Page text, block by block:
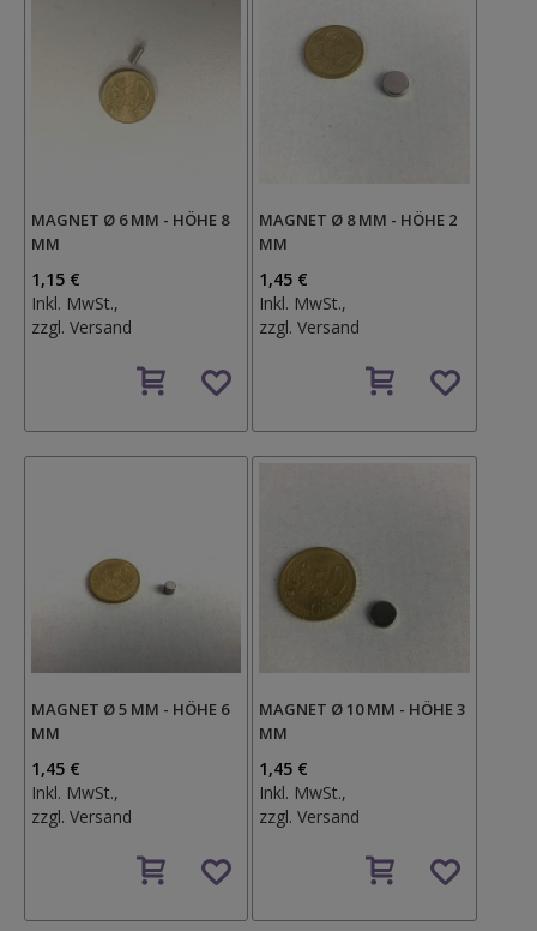
MAGNET Ø 6 MM - HÖHE 8
MM
1,15 €
Inkl. MwSt.,
zzgl. Versand
den
MAGNET Ø 8 MM - HÖHE 2
MM
1,45 €
Inkl. MwSt.,
zzgl.Versand
den
MAGNET Ø 5 MM - HÖHE 6
MM
1,45 €
Inkl. MwSt.,
zzgl. Versand
den
MAGNET Ø 10 MM - HÖHE 3
MM
1,45 €
Inkl. MwSt.,
zzgl.Versand
den